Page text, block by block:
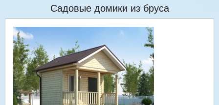
Садовые домики из бруса